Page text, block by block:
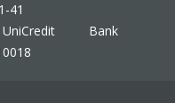
1-41
Bank